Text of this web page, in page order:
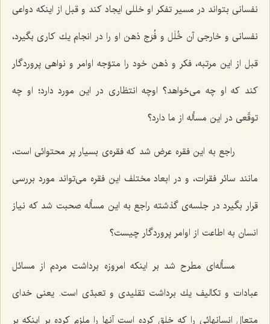
نفسانی بتواند در مسیر تفكر او خللی ایجاد كند و قبل از اینكه دواعی
نفسانی و خارجی آن خُلَل و فُرَج ذهن او را در انجام یك كاری بگیرد،
قبل از این مرتبه، فكر و ذهن خود را متوّجه اوامر و نواهی پروردگار
كند كه او چه می‌خواهد؟ اوچه انتظاری در این مورد دارد؛ او چه
توقّعی در این مسأله از ما دارد؟
راجع به این فقره عرض شد كه فقره‌ی بسیار پر محتوائی است،
مانند سائر فقرات، و در ابعاد مختلف این فقره می‌تواند مورد بررسی
قرار بگیرد در جلسه‌ی گذشته راجع به این مسأله صحبت شد كه نیاز
انسان به اطاعت از اوامر پروردگار چیست؟
مسأله‌ای مطرح شد بر اینكه امروزه برداشت مردم از مسائل
عبادات و تكالیف یك برداشت تقلیدی و تعبدّی است. یعنی خدای
متعال انسانهائی را كه خلق كرده است آنها را ملزم كرده بر اینكه بر